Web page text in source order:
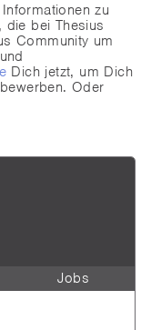
zu
die bei Thesius
Community um
Dich jetzt, um Dich
Oder
Jobs